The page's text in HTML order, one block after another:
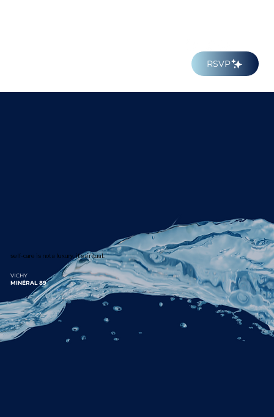
self-care is not a luxury. it’s a ritual.
VICHY
MINÉRAL 89
RSVP